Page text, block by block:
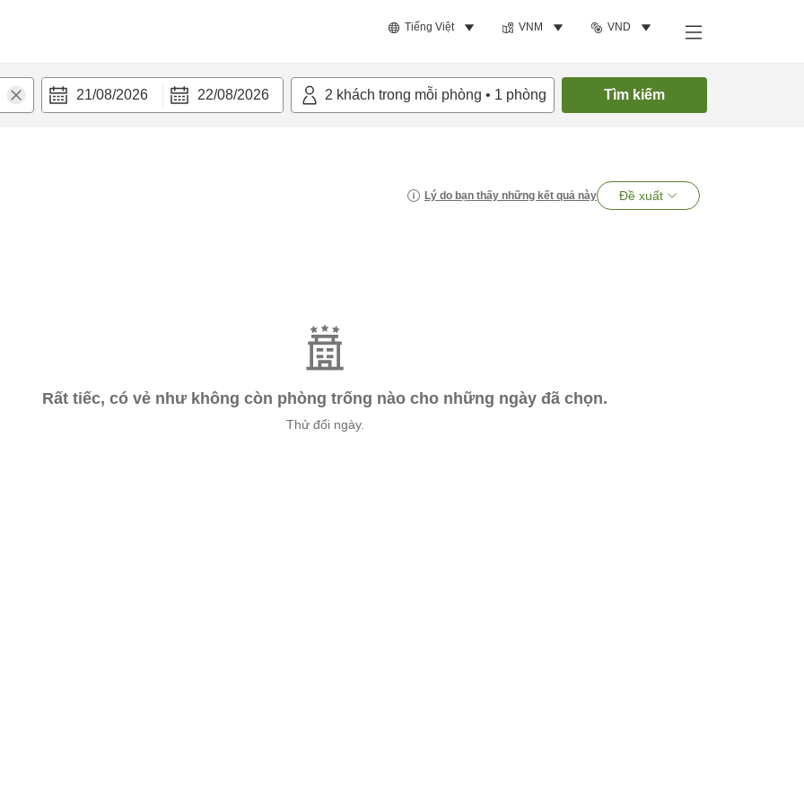
Tiếng Việt VNM VND
21/08/2026 22/08/2026 2 khách trong mỗi phòng • 1 phòng Tìm kiếm
Lý do bạn thấy những kết quả này Đề xuất
Rất tiếc, có vẻ như không còn phòng trống nào cho những ngày đã chọn.
Thử đổi ngày.